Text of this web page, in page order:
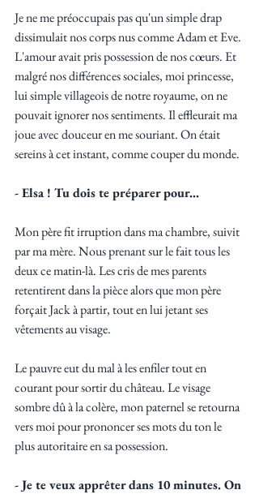
Je ne me préoccupais pas qu'un simple drap
dissimulait nos corps nus comme Adam et Eve.
L'amour avait pris possession de nos cœurs. Et
malgré nos différences sociales, moi princesse,
lui simple villageois de notre royaume, on ne
pouvait ignorer nos sentiments. Il effleurait ma
joue avec douceur en me souriant. On était
sereins à cet instant, comme couper du monde.
- Elsa ! Tu dois te préparer pour...
Mon père fit irruption dans ma chambre, suivit
par ma mère. Nous prenant sur le fait tous les
deux ce matin-là. Les cris de mes parents
retentirent dans la pièce alors que mon père
forçait Jack à partir, tout en lui jetant ses
vêtements au visage.
Le pauvre eut du mal à les enfiler tout en
courant pour sortir du château. Le visage
sombre dû à la colère, mon paternel se retourna
vers moi pour prononcer ses mots du ton le
plus autoritaire en sa possession.
- Je te veux apprêter dans 10 minutes. On